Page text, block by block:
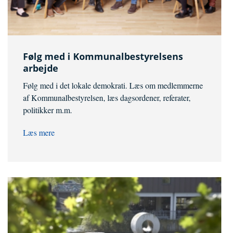
Følg med i Kommunalbestyrelsens
arbejde
Følg med i det lokale demokrati. Læs om medlemmerne
af Kommunalbestyrelsen, læs dagsordener, referater,
politikker m.m.
Læs mere